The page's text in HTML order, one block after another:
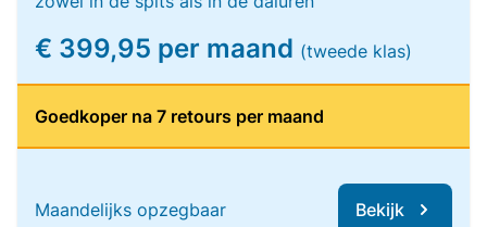
€ 399,95 per maand (tweede klas)
Goedkoper na 7 retours per maand
Maandelijks opzegbaar Bekijk